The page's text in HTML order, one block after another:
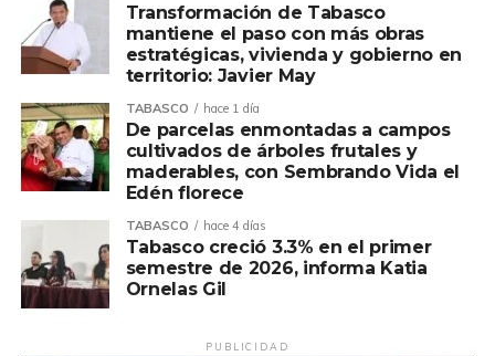
Transformación de Tabasco
mantiene el paso con más obras
estratégicas, vivienda y gobierno en
territorio: Javier May
TABASCO hace 1 día
De parcelas enmontadas a campos
cultivados de árboles frutales y
maderables, con Sembrando Vida el
Edén florece
TABASCO hace 4 días
Tabasco creció 3.3% en el primer
semestre de 2026, informa Katia
Ornelas Gil
PUBLICIDAD